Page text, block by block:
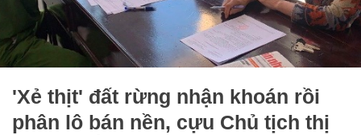
'Xẻ thịt' đất rừng nhận khoán rồi
phân lô bán nền, cựu Chủ tịch thị